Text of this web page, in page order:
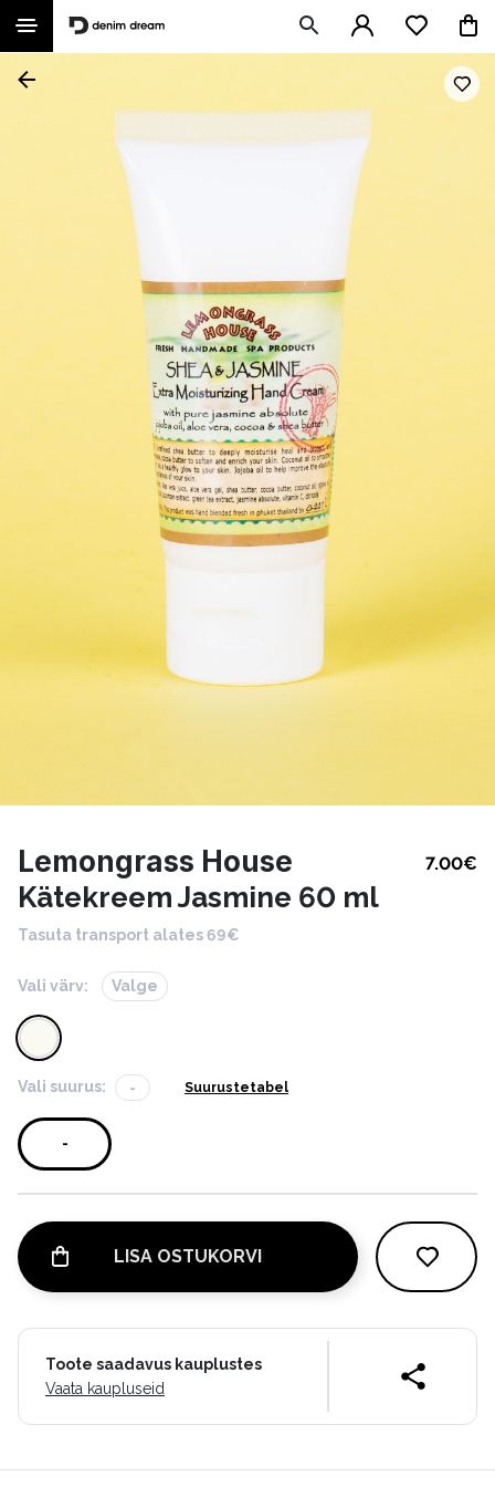
Lemongrass House 7.00€
Kätekreem Jasmine 60 ml
Tasuta transport alates 69€
Vali värv: Valge
Vali suurus: - Suurustetabel
-
LISA OSTUKORVI
Toote saadavus kauplustes
Vaata kaupluseid